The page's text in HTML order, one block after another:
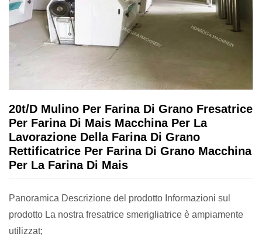
20t/D Mulino Per Farina Di Grano Fresatrice
Per Farina Di Mais Macchina Per La
Lavorazione Della Farina Di Grano
Rettificatrice Per Farina Di Grano Macchina
Per La Farina Di Mais
Panoramica Descrizione del prodotto Informazioni sul
prodotto La nostra fresatrice smerigliatrice è ampiamente
utilizzat;